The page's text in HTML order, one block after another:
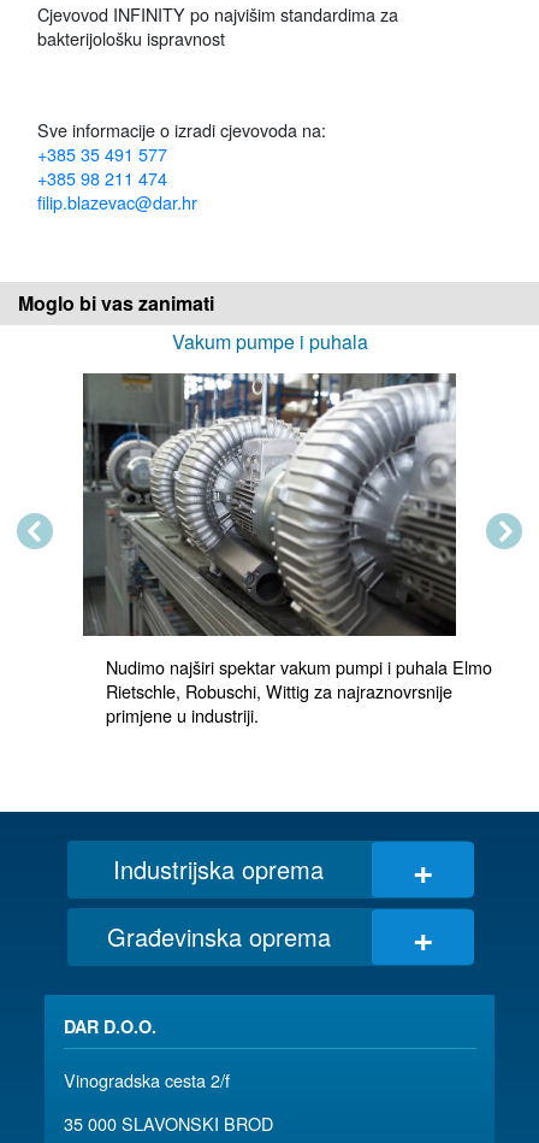
Cjevovod INFINITY po najvišim standardima za
bakterijološku ispravnost
Sve informacije o izradi cjevovoda na:
+385 35 491 577
+385 98 211 474
filip.blazevac@dar.hr
Moglo bi vas zanimati
Vakum pumpe i puhala
Nudimo najširi spektar vakum pumpi i puhala Elmo
Rietschle, Robuschi, Wittig za najraznovrsnije
primjene u industriji.
Previous Next
Industrijska oprema +
Građevinska oprema +
DAR D.O.O.
Vinogradska cesta 2/f
35 000 SLAVONSKI BROD